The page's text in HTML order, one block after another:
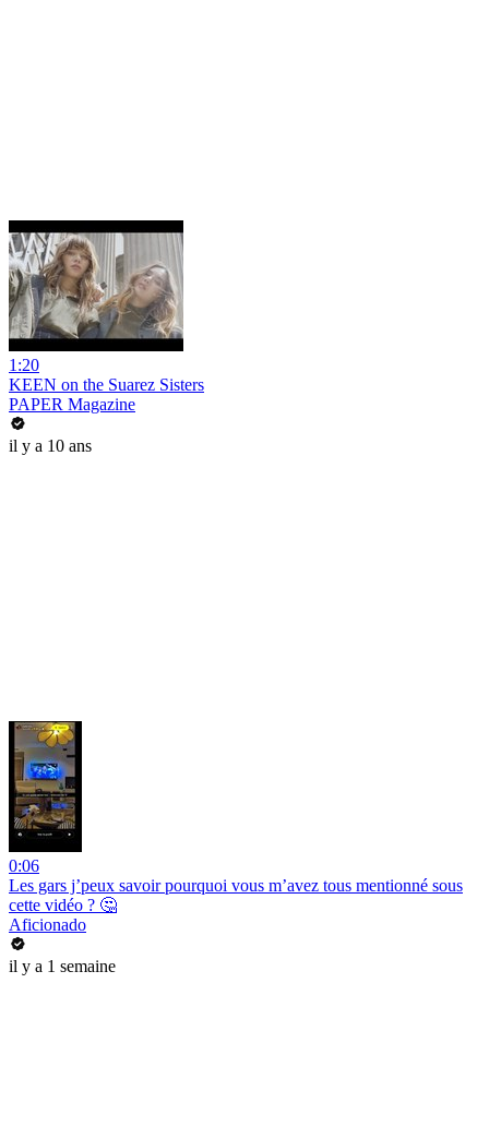
1:20
KEEN on the Suarez Sisters
PAPER Magazine
il y a 10 ans
0:06
Les gars j’peux savoir pourquoi vous m’avez tous mentionné sous
cette vidéo ? 🤔
Aficionado
il y a 1 semaine